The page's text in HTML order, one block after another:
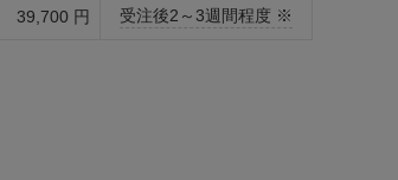
39,700 円 受注後2～3週間程度 ※